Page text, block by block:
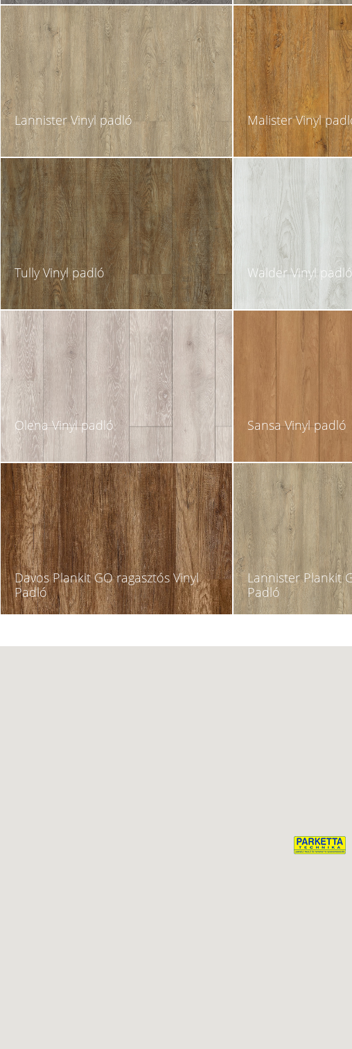
Lannister Vinyl padló Malister Vinyl
Tully Vinyl padló Walder Vinyl padló
Olena Vinyl padló Sansa Vinyl padló
Davos Plankit GO ragasztós Vinyl
Padló
Lannister Plankit
Padló